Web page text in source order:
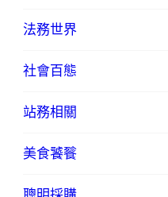
法務世界
社會百態
站務相關
美食饕餮